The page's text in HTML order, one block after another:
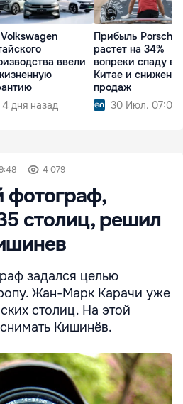
ввели
4 дня назад
Прибыль Porsche
растет на 34%
вопреки спаду в
Китае и
продаж
30 Июл. 07:09
4 079
фотограф,
столиц, решил
задался целью
Жан-Марк Карачи уже
столиц. На этой
Кишинёв.